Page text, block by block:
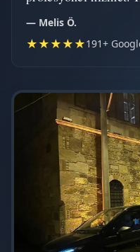
— Melis Ö.
★★★★★191+